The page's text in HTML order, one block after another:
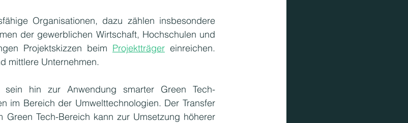
Organisationen, dazu zählen insbesondere
der gewerblichen Wirtschaft, Hochschulen und
Projektskizzen beim Projektträger einreichen.
mittlere Unternehmen.
sein hin zur Anwendung smarter Green Tech-
im Bereich der Umwelttechnologien. Der Transfer
Tech-Bereich kann zur Umsetzung höherer